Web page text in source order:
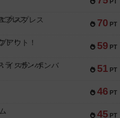
PT
70 PT
クスプレス
59 PT
アウト！
51 PT
イスラ・ボンバ
46 PT
45 PT